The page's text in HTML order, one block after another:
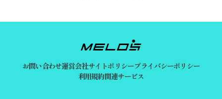
お問い合わせ運営会社サイトポリシープライバシーポリシー
利用規約関連サービス